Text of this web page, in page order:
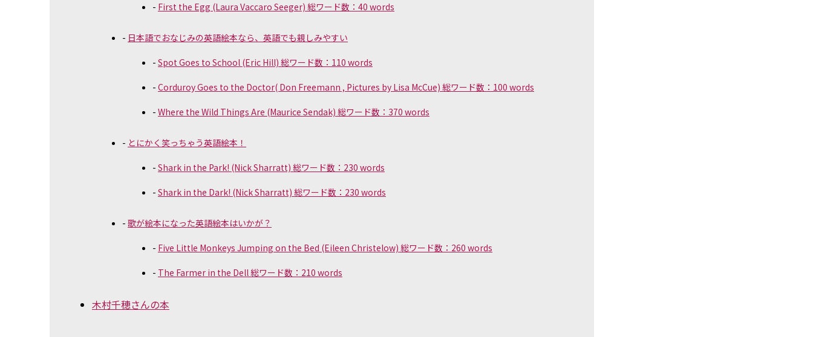
First the Egg (Laura Vaccaro Seeger) 総ワード数：40 words
日本語でおなじみの英語絵本なら、英語でも親しみやすい
Spot Goes to School (Eric Hill) 総ワード数：110 words
Corduroy Goes to the Doctor( Don Freemann , Pictures by Lisa McCue) 総ワード数：100 words
Where the Wild Things Are (Maurice Sendak) 総ワード数：370 words
とにかく笑っちゃう英語絵本！
Shark in the Park! (Nick Sharratt) 総ワード数：230 words
Shark in the Dark! (Nick Sharratt) 総ワード数：230 words
歌が絵本になった英語絵本はいかが？
Five Little Monkeys Jumping on the Bed (Eileen Christelow) 総ワード数：260 words
The Farmer in the Dell 総ワード数：210 words
木村千穂さんの本